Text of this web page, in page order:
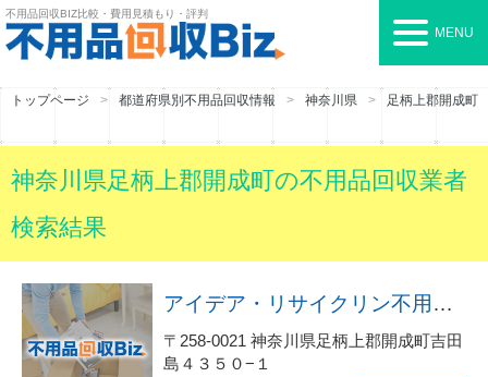
不用品回収BIZ比較・費用見積もり・評判
MENU
トップページ 都道府県別不用品回収情報 神奈川県 足柄上郡開成町
神奈川県足柄上郡開成町の不用品回収業者
検索結果
アイデア・リサイクリン不用品回収センター
〒258-0021 神奈川県足柄上郡開成町吉田
島４３５０−１